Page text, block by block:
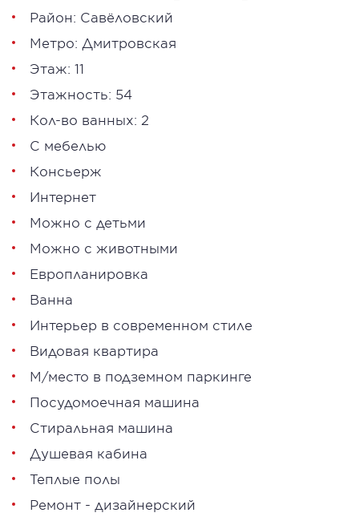
Район: Савёловский
Метро: Дмитровская
Этаж: 11
Этажность: 54
Кол-во ванных: 2
С мебелью
Консьерж
Интернет
Можно с детьми
Можно с животными
Европланировка
Ванна
Интерьер в современном стиле
Видовая квартира
М/место в подземном паркинге
Посудомоечная машина
Стиральная машина
Душевая кабина
Теплые полы
Ремонт - дизайнерский